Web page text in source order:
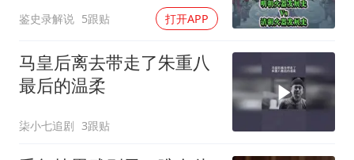
鉴史录解说 5跟贴 打开APP
马皇后离去带走了朱重八
最后的温柔
柒小七追剧 3跟贴